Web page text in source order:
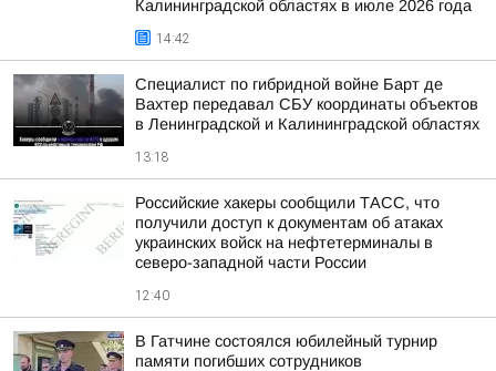
Калининградской областях в июле 2026 года
14:42
Специалист по гибридной войне Барт де
Вахтер передавал СБУ координаты объектов
в Ленинградской и Калининградской областях
13:18
Российские хакеры сообщили ТАСС, что
получили доступ к документам об атаках
украинских войск на нефтетерминалы в
северо-западной части России
12:40
В Гатчине состоялся юбилейный турнир
памяти погибших сотрудников